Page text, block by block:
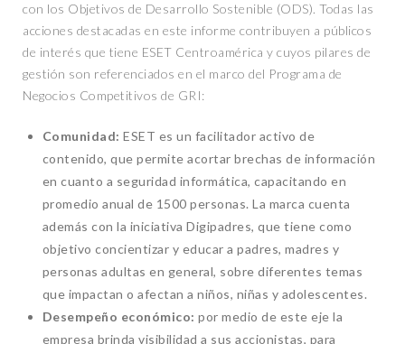
con los Objetivos de Desarrollo Sostenible (ODS). Todas las
acciones destacadas en este informe contribuyen a públicos
de interés que tiene ESET Centroamérica y cuyos pilares de
gestión son referenciados en el marco del Programa de
Negocios Competitivos de GRI:
Comunidad: ESET es un facilitador activo de
contenido, que permite acortar brechas de información
en cuanto a seguridad informática, capacitando en
promedio anual de 1500 personas. La marca cuenta
además con la iniciativa Digipadres, que tiene como
objetivo concientizar y educar a padres, madres y
personas adultas en general, sobre diferentes temas
que impactan o afectan a niños, niñas y adolescentes.
Desempeño económico: por medio de este eje la
empresa brinda visibilidad a sus accionistas, para